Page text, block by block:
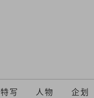
特写 人物 企划